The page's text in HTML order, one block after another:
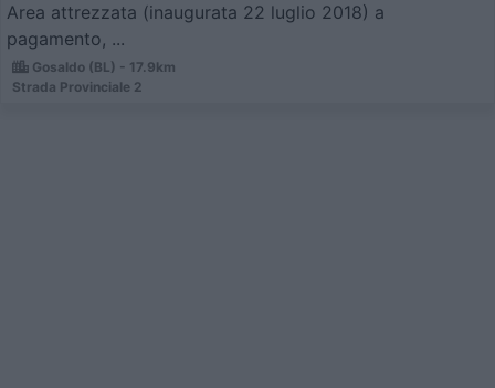
Area attrezzata (inaugurata 22 luglio 2018) a
pagamento, ...
Gosaldo (BL) - 17.9km
Strada Provinciale 2